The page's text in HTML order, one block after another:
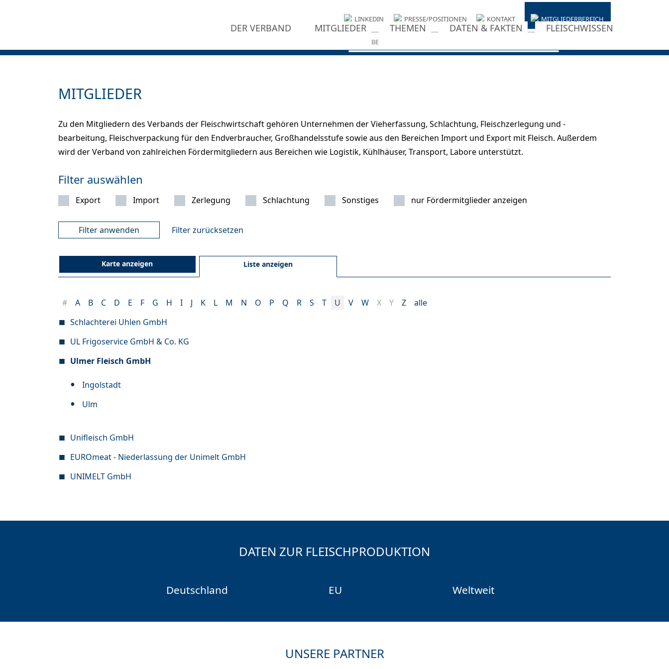
LINKEDIN PRESSE/POSITIONEN KONTAKT MITGLIEDERBEREICH
DER VERBAND MITGLIEDER THEMEN DATEN & FAKTEN FLEISCHWISSEN
MITGLIEDER
Zu den Mitgliedern des Verbands der Fleischwirtschaft gehören Unternehmen der Vieherfassung, Schlachtung, Fleischzerlegung und -
bearbeitung, Fleischverpackung für den Endverbraucher, Großhandelsstufe sowie aus den Bereichen Import und Export mit Fleisch. Außerdem
wird der Verband von zahlreichen Fördermitgliedern aus Bereichen wie Logistik, Kühlhäuser, Transport, Labore unterstützt.
Filter auswählen
Export Import Zerlegung Schlachtung Sonstiges nur Fördermitglieder anzeigen
Filter zurücksetzen
Karte anzeigen Liste anzeigen
# A B C D E F G H I J K L M N O P Q R S T U V W X Y Z
alle
Schlachterei Uhlen GmbH
UL Frigoservice GmbH & Co. KG
Ulmer Fleisch GmbH
Ingolstadt
Ulm
Unifleisch GmbH
EUROmeat - Niederlassung der Unimelt GmbH
UNIMELT GmbH
DATEN ZUR FLEISCHPRODUKTION
Deutschland EU Weltweit
UNSERE PARTNER